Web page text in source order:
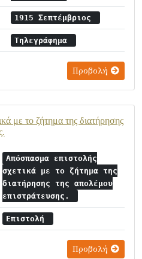
1915 Σεπτέμβριος
Τηλεγράφημα
Προβολή
με το ζήτημα της διατήρησης
Απόσπασμα επιστολής
σχετικά με το ζήτημα της
διατήρησης της απολέμου
επιστράτευσης.
Επιστολή
Προβολή